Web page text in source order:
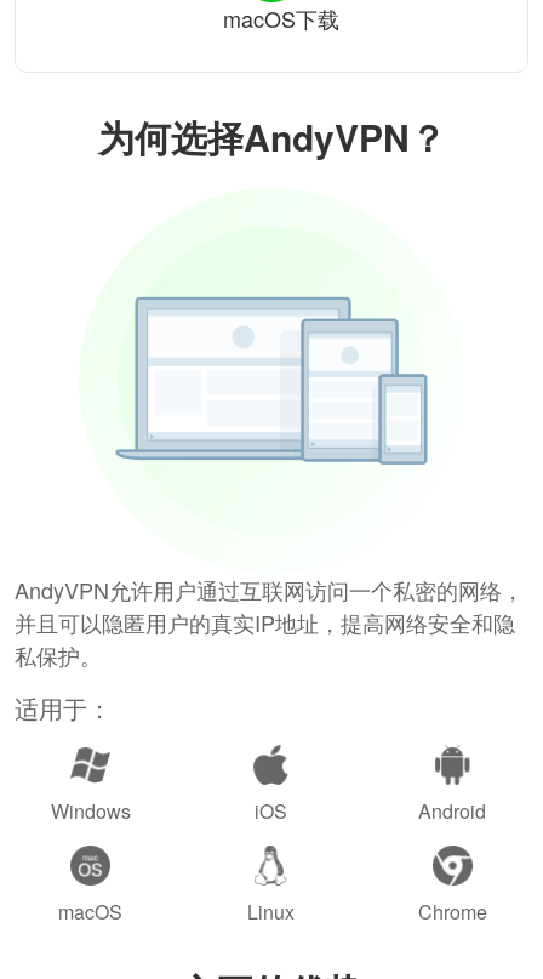
为何选择AndyVPN？
AndyVPN允许用户通过互联网访问一个私密的网络，
并且可以隐匿用户的真实IP地址，提高网络安全和隐
私保护。
适用于：
Windows iOS Android
macOS Linux Chrome
macOS下载